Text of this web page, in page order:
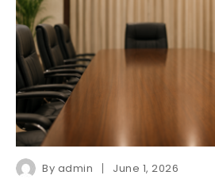
By admin June 1, 2026